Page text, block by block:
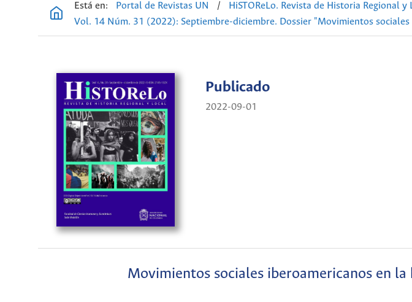
Está en: Portal de Revistas UN / HiSTOReLo. Revista de Historia Regional y
Vol. 14 Núm. 31 (2022): Septiembre-diciembre. Dossier "Movimientos
Publicado
2022-09-01
Movimientos sociales iberoamericanos en